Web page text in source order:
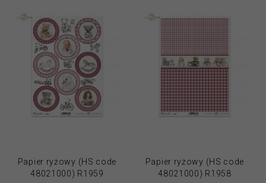
Papier ryżowy (HS code
48021000) R1959
Papier ryżowy (HS code
48021000) R1958